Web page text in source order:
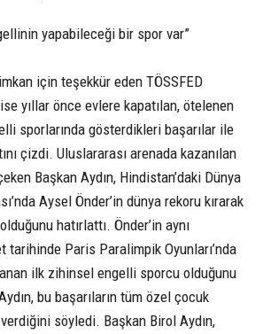
yapabileceği bir spor var”
imkan için teşekkür eden TÖSSFED
yıllar önce evlere kapatılan, ötelenen
sporlarında gösterdikleri başarılar ile
çizdi. Uluslararası arenada kazanılan
Başkan Aydın, Hindistan’daki Dünya
Aysel Önder’in dünya rekoru kırarak
hatırlattı. Önder’in aynı
tarihinde Paris Paralimpik Oyunları’nda
ilk zihinsel engelli sporcu olduğunu
bu başarıların tüm özel çocuk
söyledi. Başkan Birol Aydın,